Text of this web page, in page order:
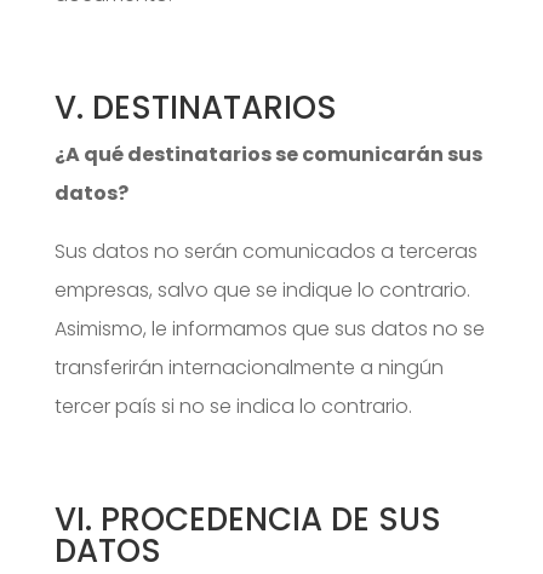
V. DESTINATARIOS
¿A qué destinatarios se comunicarán sus
datos?
Sus datos no serán comunicados a terceras
empresas, salvo que se indique lo contrario.
Asimismo, le informamos que sus datos no se
transferirán internacionalmente a ningún
tercer país si no se indica lo contrario.
VI. PROCEDENCIA DE SUS
DATOS